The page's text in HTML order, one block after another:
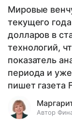
Мировые
текущего
долларов в
технологий,
показатель
периода и
пишет газета
Автор